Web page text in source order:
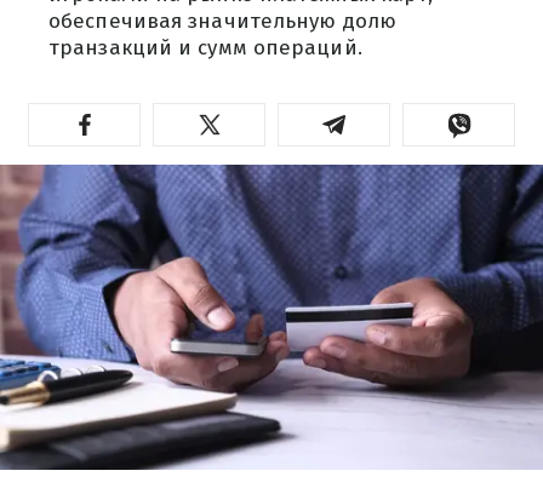
обеспечивая значительную долю
транзакций и сумм операций.